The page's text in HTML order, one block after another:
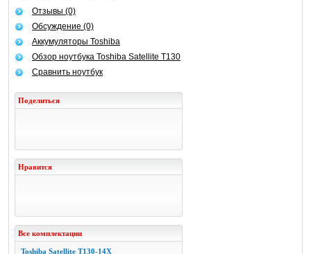
Отзывы (0)
Обсуждение (0)
Аккумуляторы Toshiba
Обзор ноутбука Toshiba Satellite T130
Сравнить ноутбук
Поделиться
Нравится
Все комплектации
Toshiba Satellite T130-14X